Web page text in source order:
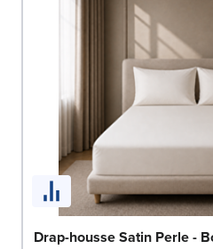
Drap-housse Satin Perle -